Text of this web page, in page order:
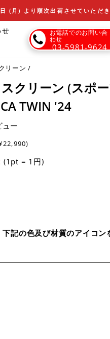
(月) より順次出荷させていただ
お電話でのお問い合
わせ
03-5981-9624
リーン /
クリーン (スポ
TWIN '24
ュー
(1pt = 1円)
記の色及び材質のアイコ